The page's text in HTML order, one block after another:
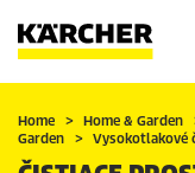
Nákupný košík
Obľúbené produkty
Home Home & Garden
Garden
Vysokotlakové